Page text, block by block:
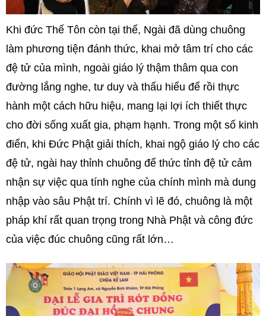
Khi đức Thế Tôn còn tại thế, Ngài đã dùng chuông
làm phương tiện đánh thức, khai mở tâm trí cho các
đệ tử của mình, ngoài giáo lý thậm thâm qua con
đường lắng nghe, tư duy và thấu hiểu để rồi thực
hành một cách hữu hiệu, mang lại lợi ích thiết thực
cho đời sống xuất gia, phạm hạnh. Trong một số kinh
điển, khi Đức Phật giải thích, khai ngộ giáo lý cho các
đệ tử, ngài hay thỉnh chuông để thức tỉnh đệ tử cảm
nhận sự việc qua tính nghe của chính mình mà dung
nhập vào sâu Phật trí. Chính vì lẽ đó, chuông là một
pháp khí rất quan trọng trong Nhà Phật và công đức
của việc đúc chuông cũng rất lớn…